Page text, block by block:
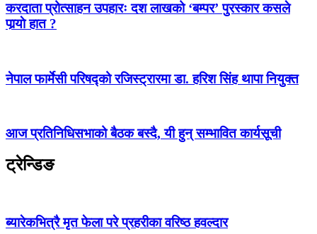
करदाता प्रोत्साहन उपहारः दश लाखको ‘बम्पर’ पुरस्कार कसले
पार्‍याे हात ?
नेपाल फार्मेसी परिषद्को रजिस्ट्रारमा डा. हरिश सिंह थापा नियुक्त
आज प्रतिनिधिसभाको बैठक बस्दै, यी हुन् सम्भावित कार्यसूची
ट्रेन्डिङ
ब्यारेकभित्रै मृत फेला परे प्रहरीका वरिष्ठ हवल्दार